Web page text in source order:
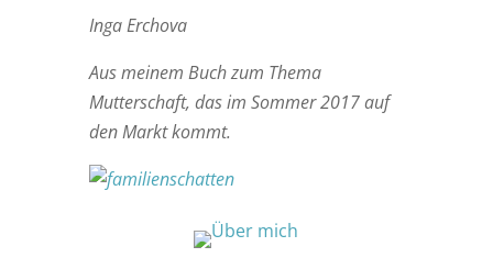
Inga Erchova
Aus meinem Buch zum Thema
Mutterschaft, das im Sommer 2017 auf
den Markt kommt.